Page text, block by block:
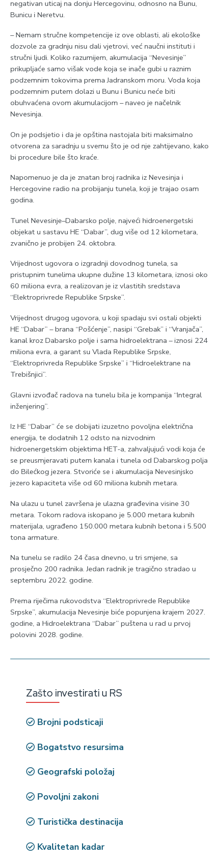
negativan uticaj na donju Hercegovinu, odnosno na Bunu,
Bunicu i Neretvu.
– Nemam stručne kompetencije iz ove oblasti, ali ekološke
dozvole za gradnju nisu dali vjetrovi, već naučni instituti i
stručni ljudi. Koliko razumijem, akumulacija “Nevesinje”
prikupljaće samo višak vode koja se inače gubi u raznim
podzemnim tokovima prema Јadranskom moru. Voda koja
podzemnim putem dolazi u Bunu i Bunicu neće biti
obuhvaćena ovom akumulacijom – naveo je načelnik
Nevesinja.
On je podsjetio i da je opština nastojala biti maksimalno
otvorena za saradnju u svemu što je od nje zahtijevano, kako
bi procedure bile što kraće.
Napomenuo je da je znatan broj radnika iz Nevesinja i
Hercegovine radio na probijanju tunela, koji je trajao osam
godina.
Tunel Nevesinje–Dabarsko polje, najveći hidroenergetski
objekat u sastavu HE “Dabar”, dug više od 12 kilometara,
zvanično je probijen 24. oktobra.
Vrijednost ugovora o izgradnji dovodnog tunela, sa
pristupnim tunelima ukupne dužine 13 kilometara, iznosi oko
60 miliona evra, a realizovan je iz vlastitih sredstava
“Elektroprivrede Republike Srpske”.
Vrijednost drugog ugovora, u koji spadaju svi ostali objekti
HE “Dabar” – brana “Pošćenje”, nasipi “Grebak” i “Vranjača”,
kanal kroz Dabarsko polje i sama hidroelektrana – iznosi 224
miliona evra, a garant su Vlada Republike Srpske,
“Elektroprivreda Republike Srpske” i “Hidroelektrane na
Trebišnjici”.
Glavni izvođač radova na tunelu bila je kompanija “Integral
inženjering”.
Iz HE “Dabar” će se dobijati izuzetno povoljna električna
energija, te dodatnih 12 odsto na nizvodnim
hidroenergetskim objektima HET-a, zahvaljujući vodi koja će
se preusmjeravati putem kanala i tunela od Dabarskog polja
do Bilećkog jezera. Stvoriće se i akumulacija Nevesinjsko
jezero kapaciteta više od 60 miliona kubnih metara.
Na ulazu u tunel završena je ulazna građevina visine 30
metara. Tokom radova iskopano je 5.000 metara kubnih
materijala, ugrađeno 150.000 metara kubnih betona i 5.500
tona armature.
Na tunelu se radilo 24 časa dnevno, u tri smjene, sa
prosječno 200 radnika. Јedan radnik je tragično stradao u
septembru 2022. godine.
Prema riječima rukovodstva “Elektroprivrede Republike
Srpske”, akumulacija Nevesinje biće popunjena krajem 2027.
godine, a Hidroelektrana “Dabar” puštena u rad u prvoj
polovini 2028. godine.
Zašto investirati u RS
Brojni podsticaji
Bogatstvo resursima
Geografski položaj
Povoljni zakoni
Turistička destinacija
Kvalitetan kadar